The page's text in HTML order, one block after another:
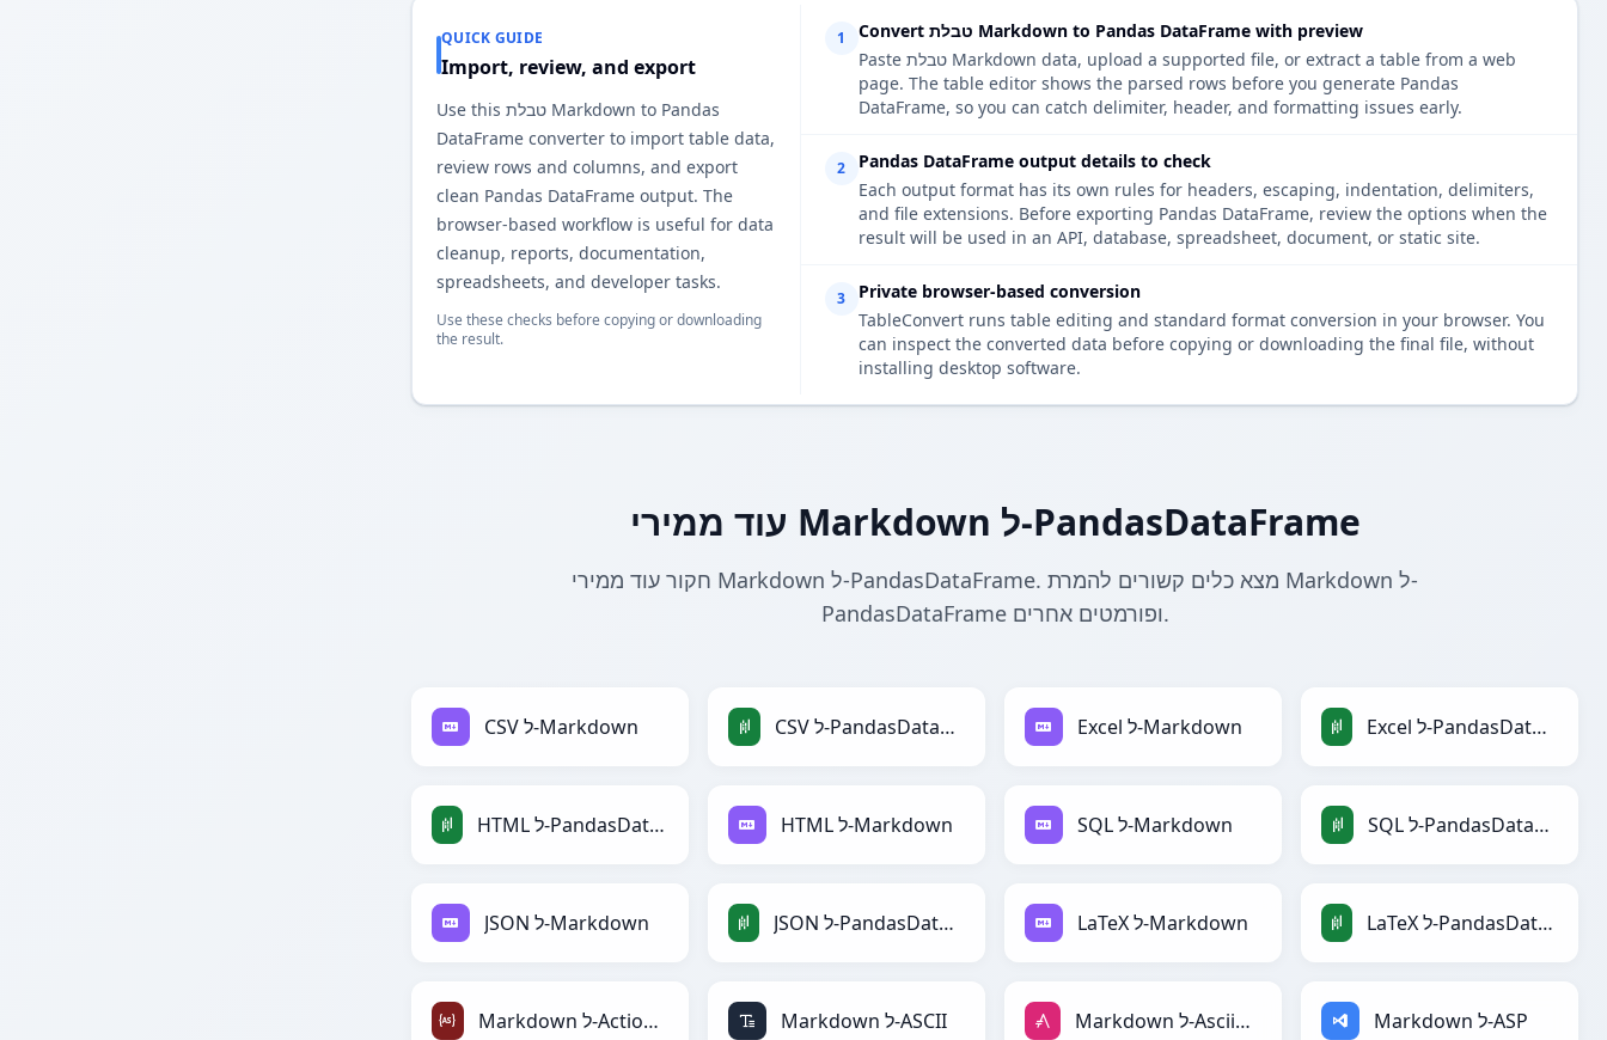
QUICK GUIDE
Import, review, and export
Use this טבלת Markdown to Pandas
DataFrame converter to import table data,
review rows and columns, and export
clean Pandas DataFrame output. The
browser-based workflow is useful for data
cleanup, reports, documentation,
spreadsheets, and developer tasks.
Use these checks before copying or downloading
the result.
1
Convert טבלת Markdown to Pandas DataFrame with preview
Paste טבלת Markdown data, upload a supported file, or extract a table from a web
page. The table editor shows the parsed rows before you generate Pandas
DataFrame, so you can catch delimiter, header, and formatting issues early.
2
Pandas DataFrame output details to check
Each output format has its own rules for headers, escaping, indentation, delimiters,
and file extensions. Before exporting Pandas DataFrame, review the options when the
result will be used in an API, database, spreadsheet, document, or static site.
3
Private browser-based conversion
TableConvert runs table editing and standard format conversion in your browser. You
can inspect the converted data before copying or downloading the final file, without
installing desktop software.
עוד ממירי Markdown ל-PandasDataFrame
חקור עוד ממירי Markdown ל-PandasDataFrame. מצא כלים קשורים להמרת Markdown ל-
PandasDataFrame ופורמטים אחרים.
CSV ל-Markdown CSV ל-PandasDataFrame Excel ל-Markdown Excel ל-PandasDataFrame
HTML ל-PandasDataFrame HTML ל-Markdown SQL ל-Markdown SQL ל-PandasDataFrame
JSON ל-Markdown JSON ל-PandasDataFrame LaTeX ל-Markdown LaTeX ל-PandasDataFrame
Markdown ל-ActionScript Markdown ל-ASCII Markdown ל-AsciiDoc Markdown ל-ASP